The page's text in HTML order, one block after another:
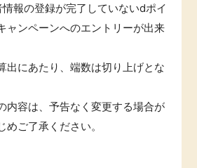
情報の登録が完了していないdポイ
ャンペーンへのエントリーが出来
出にあたり、端数は切り上げとな
内容は、予告なく変更する場合が
ご了承ください。